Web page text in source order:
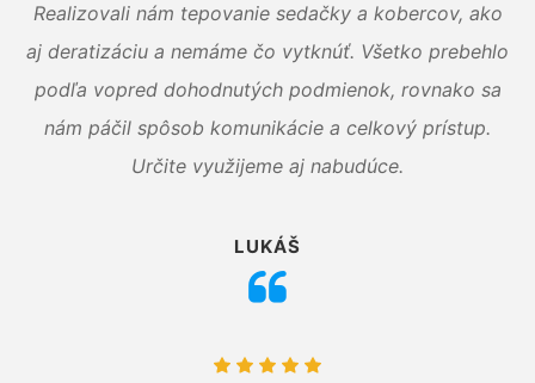
Realizovali nám tepovanie sedačky a kobercov, ako
aj deratizáciu a nemáme čo vytknúť. Všetko prebehlo
podľa vopred dohodnutých podmienok, rovnako sa
nám páčil spôsob komunikácie a celkový prístup.
Určite využijeme aj nabudúce.
LUKÁŠ